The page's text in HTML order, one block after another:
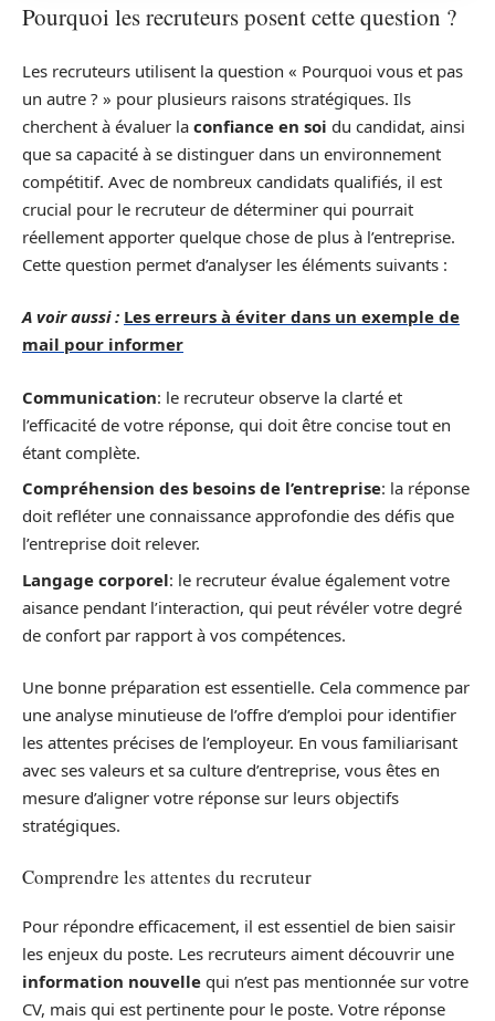
Pourquoi les recruteurs posent cette question ?
Les recruteurs utilisent la question « Pourquoi vous et pas
un autre ? » pour plusieurs raisons stratégiques. Ils
cherchent à évaluer la confiance en soi du candidat, ainsi
que sa capacité à se distinguer dans un environnement
compétitif. Avec de nombreux candidats qualifiés, il est
crucial pour le recruteur de déterminer qui pourrait
réellement apporter quelque chose de plus à l’entreprise.
Cette question permet d’analyser les éléments suivants :
A voir aussi : Les erreurs à éviter dans un exemple de
mail pour informer
Communication: le recruteur observe la clarté et
l’efficacité de votre réponse, qui doit être concise tout en
étant complète.
Compréhension des besoins de l’entreprise: la réponse
doit refléter une connaissance approfondie des défis que
l’entreprise doit relever.
Langage corporel: le recruteur évalue également votre
aisance pendant l’interaction, qui peut révéler votre degré
de confort par rapport à vos compétences.
Une bonne préparation est essentielle. Cela commence par
une analyse minutieuse de l’offre d’emploi pour identifier
les attentes précises de l’employeur. En vous familiarisant
avec ses valeurs et sa culture d’entreprise, vous êtes en
mesure d’aligner votre réponse sur leurs objectifs
stratégiques.
Comprendre les attentes du recruteur
Pour répondre efficacement, il est essentiel de bien saisir
les enjeux du poste. Les recruteurs aiment découvrir une
information nouvelle qui n’est pas mentionnée sur votre
CV, mais qui est pertinente pour le poste. Votre réponse